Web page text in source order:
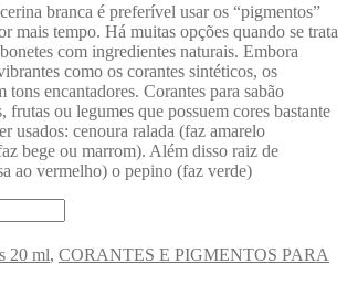
branca é preferível usar os “pigmentos”
mais tempo. Há muitas opções quando se trata
com ingredientes naturais. Embora
como os corantes sintéticos, os
tons encantadores. Corantes para sabão
frutas ou legumes que possuem cores bastante
usados: cenoura ralada (faz amarelo
bege ou marrom). Além disso raiz de
ao vermelho) o pepino (faz verde)
20 ml, CORANTES E PIGMENTOS PARA